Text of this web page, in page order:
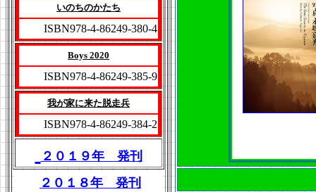
いのちのかたち
ISBN978-4-86249-380-4
Boys 2020
ISBN978-4-86249-385-9
我が家に来た脱走兵
ISBN978-4-86249-384-2
２０１９年 発刊
２０１８年 発刊